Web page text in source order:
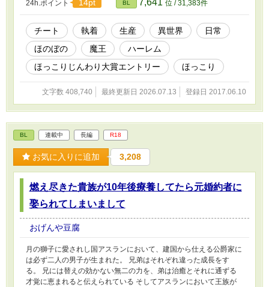
行かせて頂きます、 (自然な流れでハーレム物になります) とても話
は長いです
24h.ポイント 14pt BL 7,641 位 / 31,383件
チート 執着 生産 異世界
日常
ほのぼの
魔王
ハーレム
ほっこりじんわり大賞エントリー
ほっこり
文字数 408,740 最終更新日 2026.07.13 登録日 2017.06.10
BL 連載中 長編 R18
お気に入りに追加 3,208
燃え尽きた貴族が10年後療養してたら元婚約者に
娶られてしまいまして
おげんや豆腐
月の獅子に愛されし国アスランにおいて、建国から仕える公爵家に
は必ず二人の男子が生まれた。 兄弟はそれぞれ違った成長をす
る。 兄には替えの効かない無二の力を、弟は治癒とそれに通ずる
才覚に恵まれると伝えられている そしてアスランにおいて王族が